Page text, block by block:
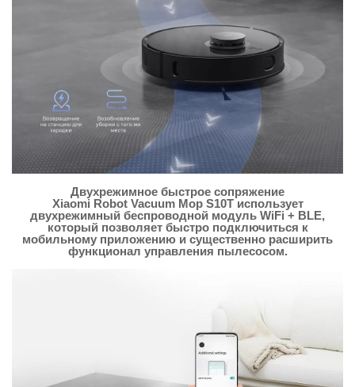
Двухрежимное быстрое сопряжение
Xiaomi Robot Vacuum Mop S10T использует
двухрежимный беспроводной модуль WiFi + BLE,
который позволяет быстро подключиться к
мобильному приложению и существенно расширить
функционал управления пылесосом.